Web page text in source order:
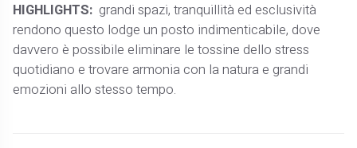
HIGHLIGHTS: grandi spazi, tranquillità ed esclusività
rendono questo lodge un posto indimenticabile, dove
davvero è possibile eliminare le tossine dello stress
quotidiano e trovare armonia con la natura e grandi
emozioni allo stesso tempo.